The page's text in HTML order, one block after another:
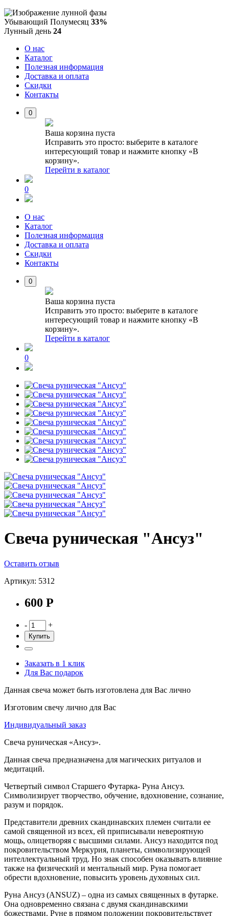
Убывающий Полумесяц 33%
Лунный день 24
О нас
Каталог
Полезная информация
Доставка и оплата
Скидки
Контакты
0
Ваша корзина пуста
Исправить это просто: выберите в каталоге
интересующий товар и нажмите кнопку «В
корзину».
Перейти в каталог
0
О нас
Каталог
Полезная информация
Доставка и оплата
Скидки
Контакты
0
Ваша корзина пуста
Исправить это просто: выберите в каталоге
интересующий товар и нажмите кнопку «В
корзину».
Перейти в каталог
0
Свеча руническая "Ансуз"
Оставить отзыв
Артикул: 5312
600 Р
- +
Купить
Заказать в 1 клик
Для Вас подарок
Данная свеча может быть изготовлена для Вас лично
Изготовим свечу лично для Вас
Индивидуальный заказ
Свеча руническая «Ансуз».
Данная свеча предназначена для магических ритуалов и
медитаций.
Четвертый символ Старшего Футарка- Руна Ансуз.
Символизирует творчество, обучение, вдохновение, сознание,
разум и порядок.
Представители древних скандинавских племен считали ее
самой священной из всех, ей приписывали невероятную
мощь, олицетворяя с высшими силами. Ансуз находится под
покровительством Меркурия, планеты, символизирующей
интеллектуальный труд. Но знак способен оказывать влияние
также на физический и ментальный мир. Руна помогает
обрести вдохновение, повысить уровень духовных сил.
Руна Ансуз (ANSUZ) – одна из самых священных в футарке.
Она одновременно связана с двумя скандинавскими
божествами. Руне в прямом положении покровительствует